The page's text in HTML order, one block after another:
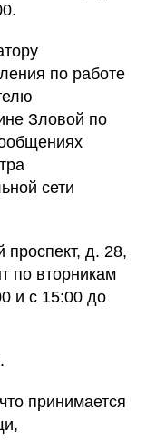
по работе
Зловой по
сети
проспект, д. 28,
по вторникам
и с 15:00 до
принимается